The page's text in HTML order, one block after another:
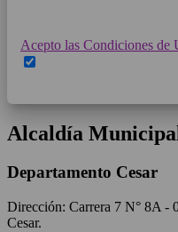
Acepto las Condiciones de
Alcaldía
Departamento Cesar
Dirección: Carrera 7 N° 8A -
Cesar.